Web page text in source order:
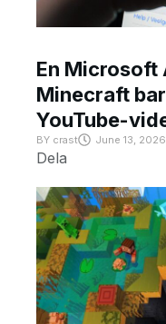
En Microsoft
Minecraft
YouTube-
BY crast June 13, 2026
Dela